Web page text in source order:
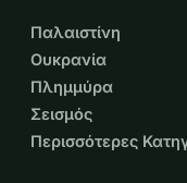
Παλαιστίνη
Ουκρανία
Πλημμύρα
Σεισμός
Περισσότερες